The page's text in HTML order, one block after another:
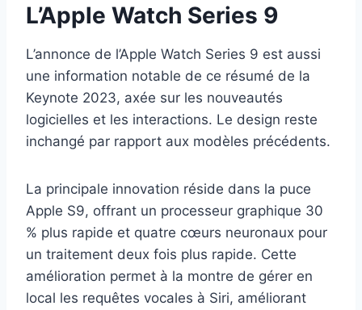
L’Apple Watch Series 9
L’annonce de l’Apple Watch Series 9 est aussi
une information notable de ce résumé de la
Keynote 2023, axée sur les nouveautés
logicielles et les interactions. Le design reste
inchangé par rapport aux modèles précédents.
La principale innovation réside dans la puce
Apple S9, offrant un processeur graphique 30
% plus rapide et quatre cœurs neuronaux pour
un traitement deux fois plus rapide. Cette
amélioration permet à la montre de gérer en
local les requêtes vocales à Siri, améliorant